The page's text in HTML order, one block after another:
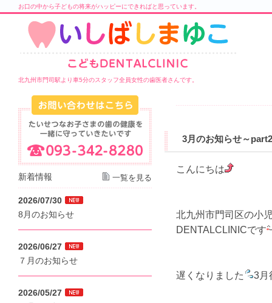
お口の中から子どもの将来がハッピーにできればと思っています。
北九州市門司駅より車5分のスタッフ全員女性の歯医者さんです。
3月のお知らせ～
こんにちは
北九州市門司区の小
DENTALCLINICです
遅くなりました 3月
新着情報 一覧を見る
2026/07/30
8月のお知らせ
2026/06/27
７月のお知らせ
2026/05/27